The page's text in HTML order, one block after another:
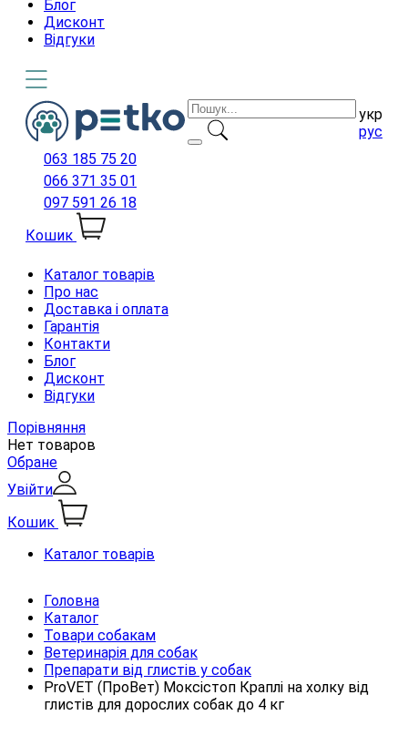
Блог
Дисконт
Відгуки
укр
рус
063 185 75 20
066 371 35 01
097 591 26 18
Кошик
Каталог товарів
Про нас
Доставка і оплата
Гарантія
Контакти
Блог
Дисконт
Відгуки
Порівняння
Нет товаров
Обране
Увійти
Кошик
Каталог товарів
Головна
Каталог
Товари собакам
Ветеринарія для собак
Препарати від глистів у собак
ProVET (ПроВет) Моксістоп Краплі на холку від
глистів для дорослих собак до 4 кг